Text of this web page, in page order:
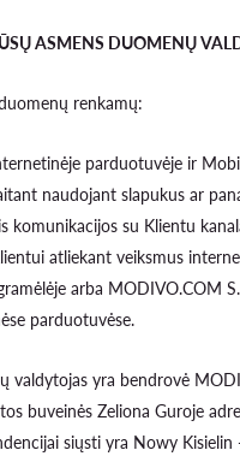
ASMENS DUOMENŲ
renkamų:
parduotuvėje ir
naudojant slapukus ar
komunikacijos su Klientu
atliekant veiksmus
arba MODIVO.COM
parduotuvėse.
valdytojas yra bendrovė
buveinės Zeliona Guroje
siųsti yra Nowy